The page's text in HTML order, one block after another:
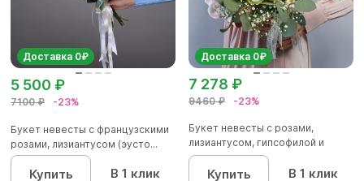
Доставка 0₽
7100 ₽ -23%
5 500 ₽
Букет невесты с французскими
розами, лизиантусом (эусто...
Купить В 1 клик
Доставка 0₽
9460 ₽ -23%
7 278 ₽
Букет невесты с розами,
лизиантусом, гипсофилой и
эвкал...
Купить В 1 клик